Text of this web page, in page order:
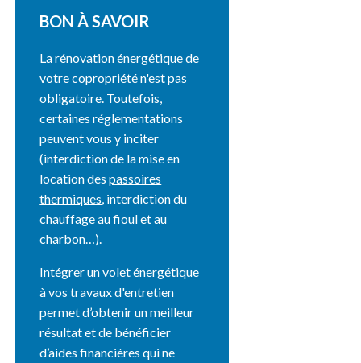
BON À SAVOIR
La rénovation énergétique de
votre copropriété n'est pas
obligatoire. Toutefois,
certaines réglementations
peuvent vous y inciter
(interdiction de la mise en
location despassoires
thermiques, interdiction du
chauffage au fioul et au
charbon…).
Intégrer un volet énergétique
à vos travaux d'entretien
permet d’obtenir un meilleur
résultat et de bénéficier
d’aides financières qui ne